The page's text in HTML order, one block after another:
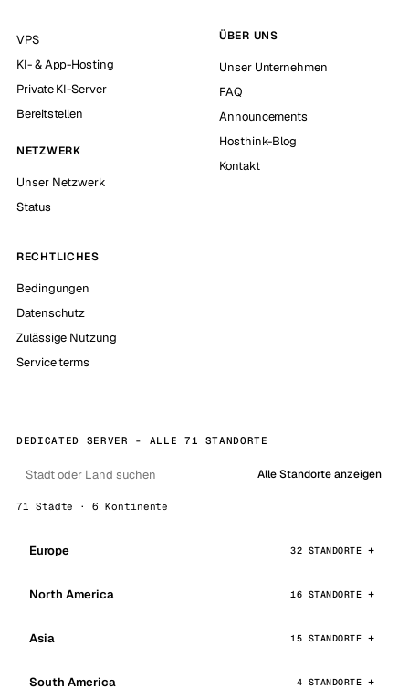
VPS
KI- & App-Hosting
Private KI-Server
Bereitstellen
NETZWERK
Unser Netzwerk
Status
ÜBER UNS
Unser Unternehmen
FAQ
Announcements
Hosthink-Blog
Kontakt
RECHTLICHES
Bedingungen
Datenschutz
Zulässige Nutzung
Service terms
DEDICATED SERVER - ALLE 71 STANDORTE
Alle Standorte anzeigen
71 Städte · 6 Kontinente
Europe 32 STANDORTE
North America 16 STANDORTE
Asia 15 STANDORTE
South America 4 STANDORTE